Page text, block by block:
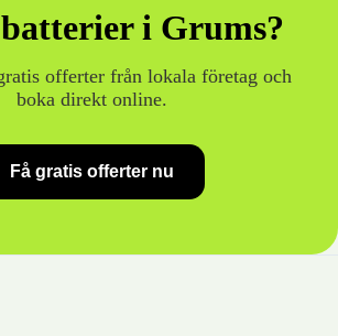
batterieri Grums?
offerter från lokala företag och
boka direkt online.
Få gratis offerter nu